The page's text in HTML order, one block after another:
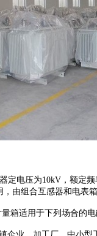
电压为10kV，额定频
由组合互感器和电表箱
箱适用于下列场合的电